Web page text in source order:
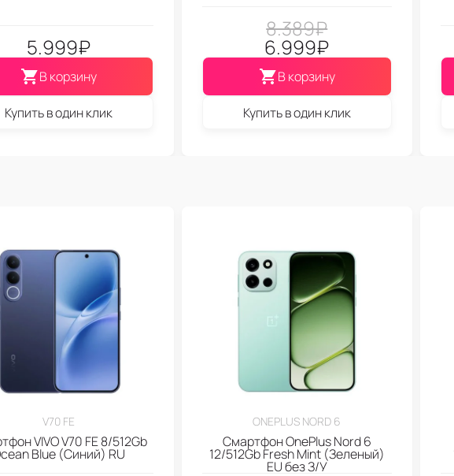
5.999₽
В корзину
Купить в один клик
8.389₽
6.999₽
В корзину
Купить в один клик
V70 FE
VIVO V70 FE 8/512Gb
Blue (Синий) RU
ONEPLUS NORD 6
Смартфон OnePlus Nord 6
12/512Gb Fresh Mint (Зеленый)
EU без З/У